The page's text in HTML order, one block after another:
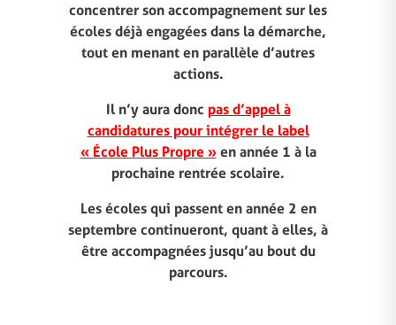
concentrer son accompagnement sur les
écoles déjà engagées dans la démarche,
tout en menant en parallèle d’autres
actions.
Il n’y aura donc pas d’appel à
candidatures pour intégrer le label
« École Plus Propre »en année 1 à la
prochaine rentrée scolaire.
Les écoles qui passent en année 2 en
septembre continueront, quant à elles, à
être accompagnées jusqu’au bout du
parcours.